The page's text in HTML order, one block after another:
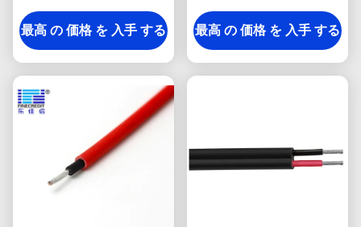
囲が広い錫メッキされた
銅のコンダクターEN
50618
最高 の 価格 を 入手 する
絶縁材
最高 の 価格 を 入手 する